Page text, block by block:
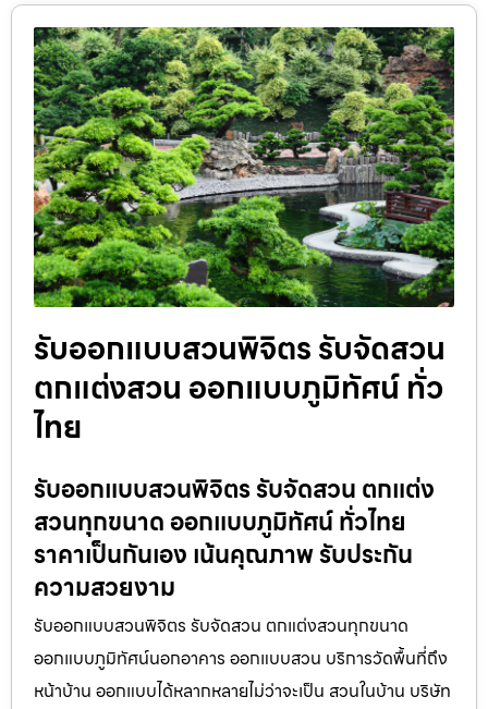
รับออกแบบสวนพิจิตร รับจัดสวน
ตกแต่งสวน ออกแบบภูมิทัศน์ ทั่ว
ไทย
รับออกแบบสวนพิจิตร รับจัดสวน ตกแต่ง
สวนทุกขนาด ออกแบบภูมิทัศน์ ทั่วไทย
ราคาเป็นกันเอง เน้นคุณภาพ รับประกัน
ความสวยงาม
รับออกแบบสวนพิจิตร รับจัดสวน ตกแต่งสวนทุกขนาด
ออกแบบภูมิทัศน์นอกอาคาร ออกแบบสวน บริการวัดพื้นที่ถึง
หน้าบ้าน ออกแบบได้หลากหลายไม่ว่าจะเป็น สวนในบ้าน บริษัท